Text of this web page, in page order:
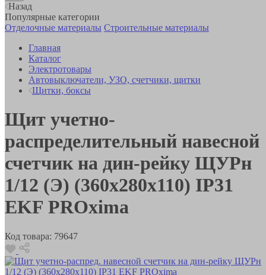
Назад
Популярные категории
Отделочные материалы Строительные материалы
Главная
Каталог
Электротовары
Автовыключатели, УЗО, счетчики, щитки
Щитки, боксы
Щит учетно-
распределительный навесной
счетчик на дин-рейку ЩУРн
1/12 (Э) (360х280х110) IP31
EKF PROxima
Код товара: 79647